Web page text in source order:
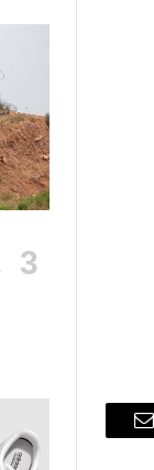
البريد